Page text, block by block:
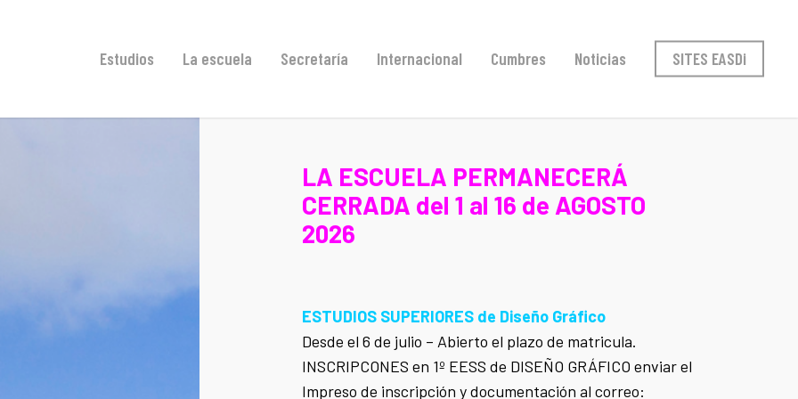
Estudios La escuela Secretaría Internacional Cumbres Noticias SITES EASDi
LA ESCUELA PERMANECERÁ
CERRADA del 1 al 16 de AGOSTO
2026
ESTUDIOS SUPERIORES de Diseño Gráfico
Desde el 6 de julio – Abierto el plazo de matricula.
INSCRIPCONES en 1º EESS de DISEÑO GRÁFICO enviar el
Impreso de inscripción y documentación al correo: